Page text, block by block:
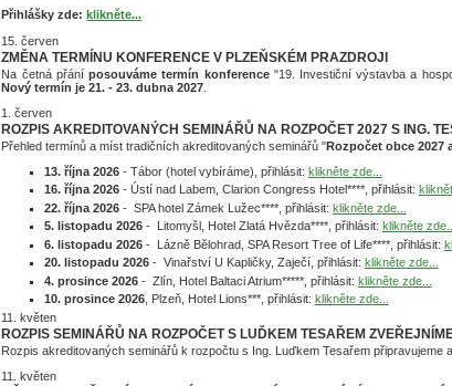
Přihlášky zde: klikněte...
15. červen
ZMĚNA TERMÍNU KONFERENCE V PLZEŇSKÉM PRAZDROJI
Na četná přáníposouváme termín konference"19. Investiční výstavba a
Nový termín je 21. - 23. dubna 2027
1. červen
ROZPIS AKREDITOVANÝCH SEMINÁŘŮ NA ROZPOČET 2027 S ING.
Přehled termínů a míst tradičních akreditovaných seminářů "Rozpočet obce 2027
13. října 2026- Tábor (hotel vybíráme), přihlásit: klikněte zde...
16. října 2026- Ústí nad Labem, Clarion Congress Hotel****, přihlásit:
22. října 2026- SPA hotel Zámek Lužec****, přihlásit: klikněte zde...
5. listopadu 2026- Litomyšl, Hotel Zlatá Hvězda****, přihlásit: klikněte
6. listopadu 2026- Lázně Bělohrad, SPA Resort Tree of Life****, přihlásit:
20. listopadu 2026- Vinařství U Kapličky, Zaječí, přihlásit: klikněte zde...
4. prosince 2026- Zlín, Hotel Baltaci Atrium*****, přihlásit: klikněte zde...
10. prosince 2026, Plzeň, Hotel Lions***, přihlásit: klikněte zde...
11. květen
ROZPIS SEMINÁŘŮ NA ROZPOČET S LUĎKEM TESAŘEM
Rozpis akreditovaných seminářů k rozpočtu s Ing. Luďkem Tesařem připravujeme
11. květen